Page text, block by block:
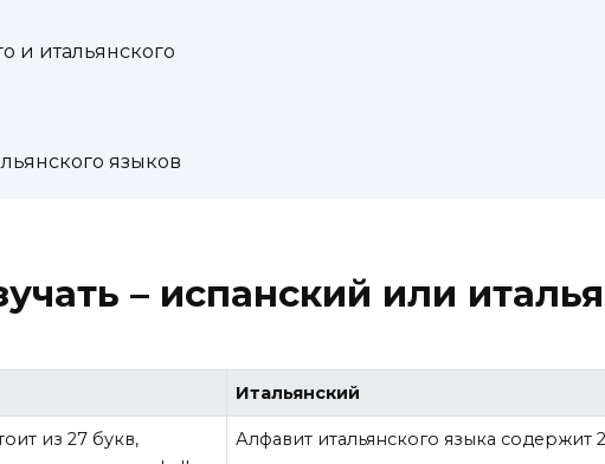
и итальянского
языков
– испанский или
Итальянский
из 27 букв,
Алфавит итальянского языка содержит